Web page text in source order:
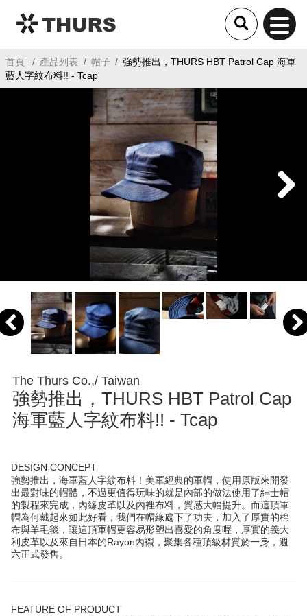
THURS
首頁 產品列表 帽子
強勢推出，THURS HBT Patrol Cap 海軍
藍人字紋布料!! - Tcap
The Thurs Co.,/ Taiwan
強勢推出，THURS HBT Patrol Cap
海軍藍人字紋布料!! - Tcap
DESIGN CONCEPT
強勢推出，海軍藍人字紋布料！美軍經典的軍帽，使用原版來開發
出最對味的帽體，不過更值得玩味的就是內部的做法使用了紳士帽
的製程來完成，內緣皮革以及內裡布料，質感大幅提升。而這頂軍
帽為何戴起來如此好看，我們在帽緣處下了功夫，加入了厚實的棉
布與羊毛毯，讓這頂軍帽更容易形塑出喜愛的角度喔，厚實的義大
利皮革以及來自日本的Rayon內襯，聚集各種頂級材質於一身，週
六正式發售。
FEATURE OF PRODUCT